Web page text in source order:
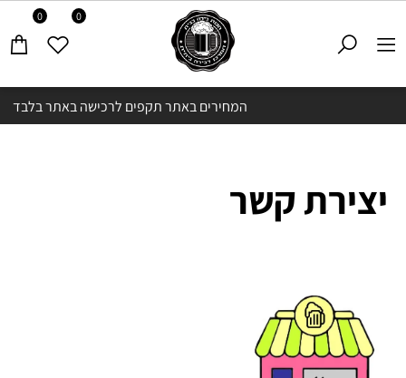
המחירים באתר תקפים לרכישה באתר בלבד
0 0
יצירת קשר